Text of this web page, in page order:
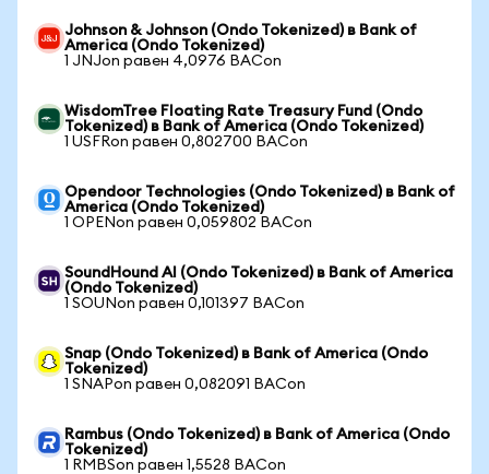
Johnson & Johnson (Ondo Tokenized) в Bank of
America (Ondo Tokenized)
1 JNJon равен 4,0976 BACon
WisdomTree Floating Rate Treasury Fund (Ondo
Tokenized) в Bank of America (Ondo Tokenized)
1 USFRon равен 0,802700 BACon
Opendoor Technologies (Ondo Tokenized) в Bank of
America (Ondo Tokenized)
1 OPENon равен 0,059802 BACon
SoundHound AI (Ondo Tokenized) в Bank of America
(Ondo Tokenized)
1 SOUNon равен 0,101397 BACon
Snap (Ondo Tokenized) в Bank of America (Ondo
Tokenized)
1 SNAPon равен 0,082091 BACon
Rambus (Ondo Tokenized) в Bank of America (Ondo
Tokenized)
1 RMBSon равен 1,5528 BACon